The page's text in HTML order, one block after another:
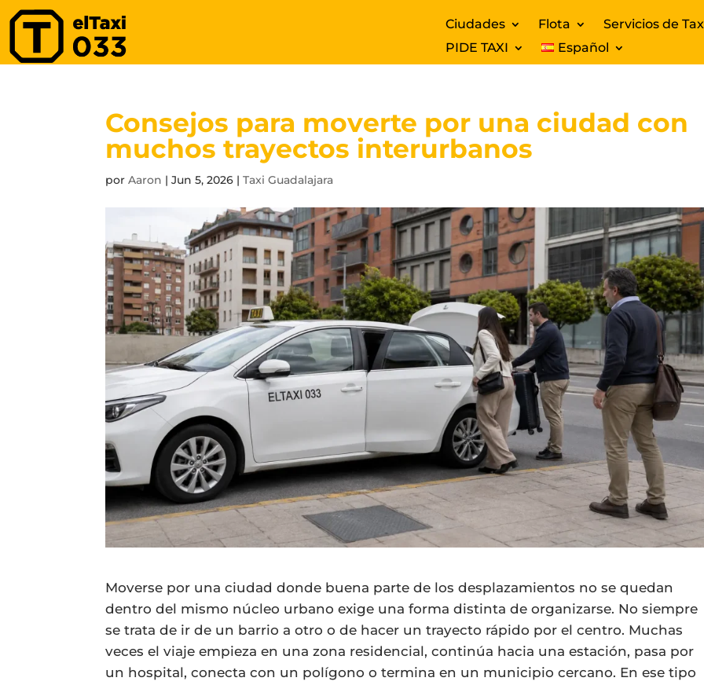
Ciudades Flota
Servicios de
PIDE TAXI
Español
Consejos para moverte por una ciudad con
muchos trayectos interurbanos
porAaron |Jun 5, 2026 |Taxi Guadalajara
Moverse por una ciudad donde buena parte de los desplazamientos no se quedan
dentro del mismo núcleo urbano exige una forma distinta de organizarse. No siempre
se trata de ir de un barrio a otro o de hacer un trayecto rápido por el centro. Muchas
veces el viaje empieza en una zona residencial, continúa hacia una estación, pasa por
un hospital, conecta con un polígono o termina en un municipio cercano. En ese tipo